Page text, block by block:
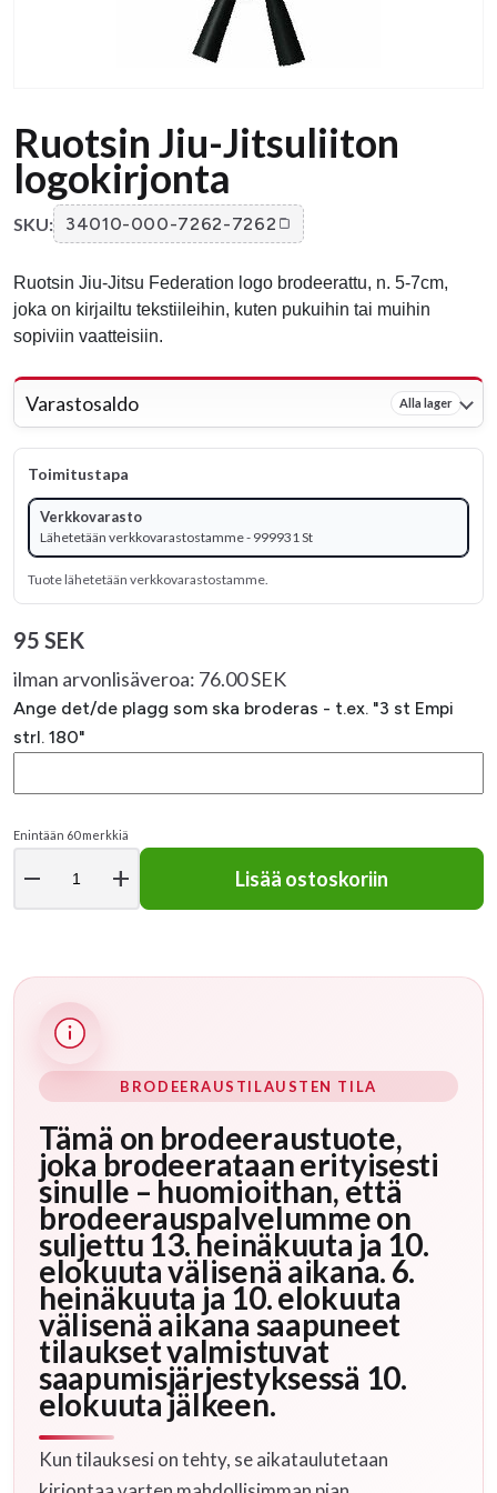
Ruotsin Jiu-Jitsuliiton
logokirjonta
SKU: 34010-000-7262-7262
Ruotsin Jiu-Jitsu Federation logo brodeerattu, n. 5-7cm,
joka on kirjailtu tekstiileihin, kuten pukuihin tai muihin
sopiviin vaatteisiin.
Varastosaldo Alla lager
Toimitustapa
Verkkovarasto
Lähetetään verkkovarastostamme - 999931 St
Tuote lähetetään verkkovarastostamme.
95 SEK
ilman arvonlisäveroa: 76.00 SEK
Ange det/de plagg som ska broderas - t.ex. "3 st Empi
strl. 180"
Enintään 60 merkkiä
remove add Lisää ostoskoriin
BRODEERAUSTILAUSTEN TILA
Tämä on brodeeraustuote,
joka brodeerataan erityisesti
sinulle – huomioithan, että
brodeerauspalvelumme on
suljettu 13. heinäkuuta ja 10.
elokuuta välisenä aikana. 6.
heinäkuuta ja 10. elokuuta
välisenä aikana saapuneet
tilaukset valmistuvat
saapumisjärjestyksessä 10.
elokuuta jälkeen.
Kun tilauksesi on tehty, se aikataulutetaan